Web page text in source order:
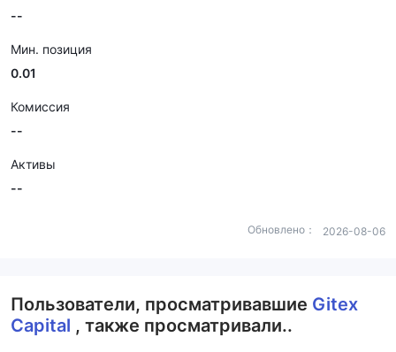
--
Мин. позиция
0.01
Комиссия
--
Активы
--
Обновлено： 2026-08-06
Пользователи, просматривавшие Gitex
Capital , также просматривали..